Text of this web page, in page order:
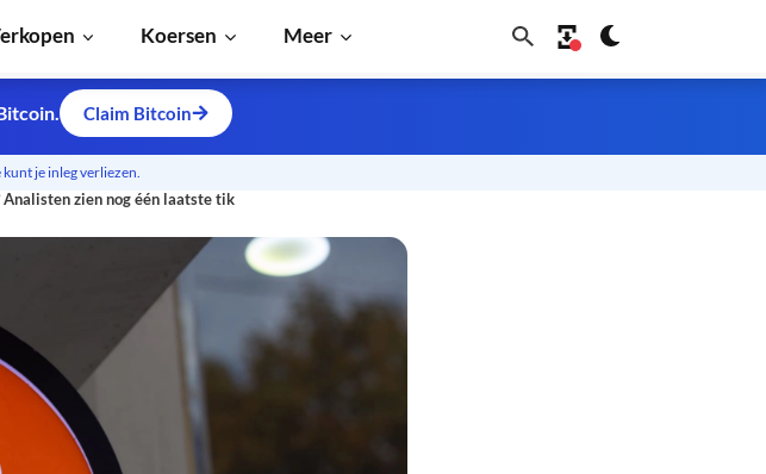
Koersen Meer
zien nog één laatste tik
Claim Bitcoin
je inleg verliezen.